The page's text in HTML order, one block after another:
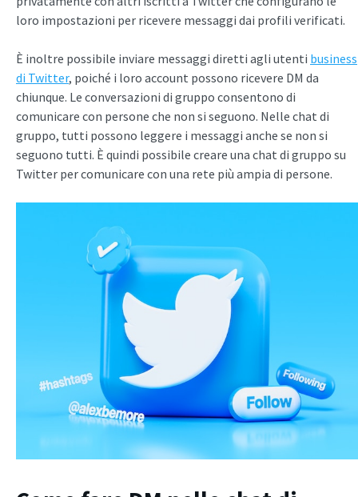
loro impostazioni per ricevere messaggi dai profili verificati.
È inoltre possibile inviare messaggi diretti agli utenti business
di Twitter, poiché i loro account possono ricevere DM da
chiunque. Le conversazioni di gruppo consentono di
comunicare con persone che non si seguono. Nelle chat di
gruppo, tutti possono leggere i messaggi anche se non si
seguono tutti. È quindi possibile creare una chat di gruppo su
Twitter per comunicare con una rete più ampia di persone.